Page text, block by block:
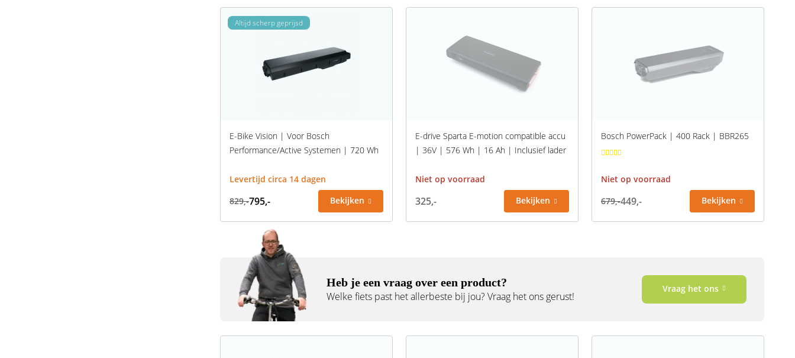
Altijd scherp geprijsd
E-Bike Vision | Voor Bosch
Performance/Active Systemen | 720 Wh
Levertijd circa 14 dagen
829,-795,- Bekijken
E-drive Sparta E-motion compatible accu
| 36V | 576 Wh | 16 Ah | Inclusief lader
Niet op voorraad
325,- Bekijken
Bosch PowerPack | 400 Rack | BBR265
Niet op voorraad
679,-449,- Bekijken
Heb je een vraag over een product?
Welke fiets past het allerbeste bij jou? Vraag het ons gerust!
Vraag het ons